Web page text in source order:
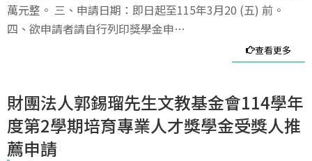
萬元整。 三、申請日期：即日起至115年3月20 (五) 前。
四、欲申請者請自行列印獎學金申…
查看更多
財團法人郭錫瑠先生文教基金會114學年
度第2學期培育專業人才獎學金受獎人推
薦申請